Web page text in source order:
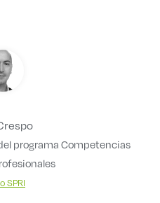
programa Competencias
SPRI